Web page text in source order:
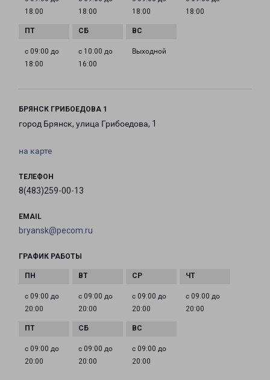
18:00
18:00
18:00
18:00
с 09:00 до
18:00
с 10:00 до
16:00
Выходной
БРЯНСК ГРИБОЕДОВА 1
город Брянск, улица Грибоедова, 1
на карте
ТЕЛЕФОН
8(483)259-00-13
EMAIL
bryansk@pecom.ru
ГРАФИК РАБОТЫ
с 09:00 до
20:00
с 09:00 до
20:00
с 09:00 до
20:00
с 09:00 до
20:00
с 09:00 до
20:00
с 09:00 до
20:00
с 09:00 до
20:00